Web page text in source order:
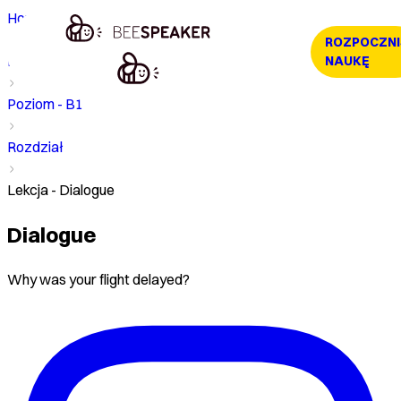
NAUKĘ
Home
Kurs
Poziom - B1
Rozdział
Lekcja - Dialogue
Dialogue
Why was your flight delayed?